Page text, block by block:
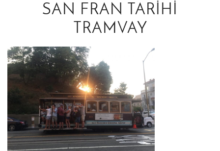
SAN FRAN TARIHI
TRAMVAY